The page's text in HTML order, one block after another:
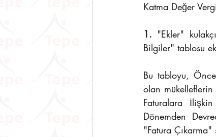
Katma Değer
1. "Ekler"
Bilgiler" tablosu
Bu tabloyu,
olan mükelleflerin
Faturalara
Dönemden
"Fatura Çıkarma"